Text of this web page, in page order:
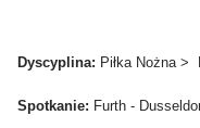
Dyscyplina: Piłka Nożna >
Spotkanie: Furth -